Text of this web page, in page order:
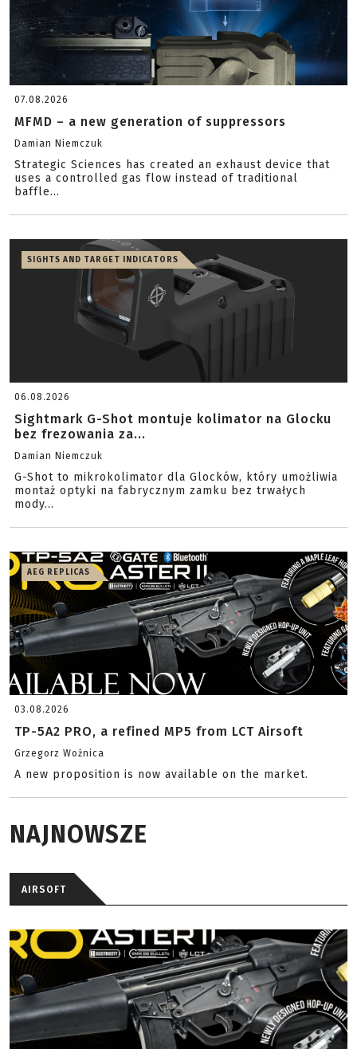
07.08.2026
MFMD – a new generation of suppressors
Damian Niemczuk
Strategic Sciences has created an exhaust device that
uses a controlled gas flow instead of traditional
baffle...
SIGHTS AND TARGET INDICATORS
06.08.2026
Sightmark G-Shot montuje kolimator na Glocku
bez frezowania za...
Damian Niemczuk
G-Shot to mikrokolimator dla Glocków, który umożliwia
montaż optyki na fabrycznym zamku bez trwałych
mody...
AEG REPLICAS
03.08.2026
TP-5A2 PRO, a refined MP5 from LCT Airsoft
Grzegorz Woźnica
A new proposition is now available on the market.
NAJNOWSZE
AIRSOFT